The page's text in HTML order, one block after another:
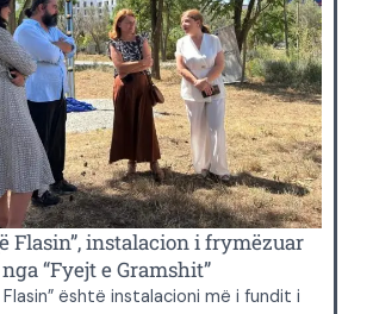
Flasin”, instalacion i frymëzuar
nga “Fyejt e Gramshit”
është instalacioni më i fundit i